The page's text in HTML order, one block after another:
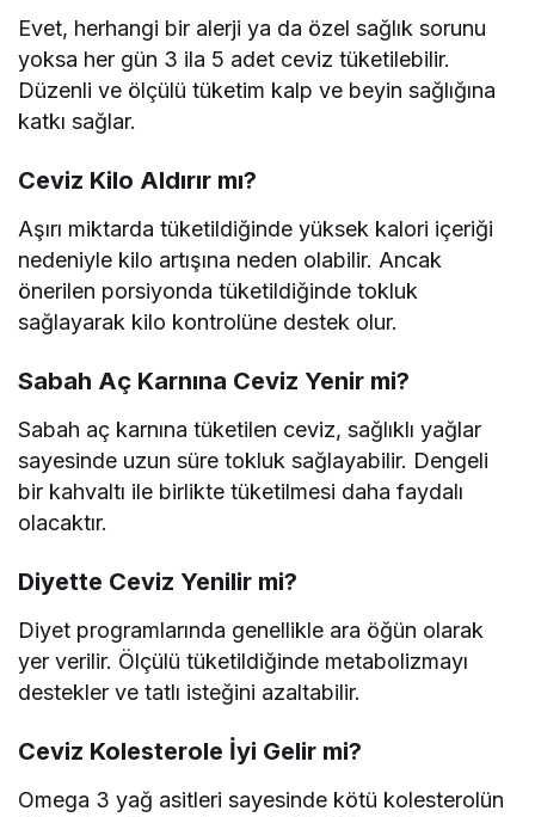
Evet, herhangi bir alerji ya da özel sağlık sorunu
yoksa her gün 3 ila 5 adet ceviz tüketilebilir.
Düzenli ve ölçülü tüketim kalp ve beyin sağlığına
katkı sağlar.
Ceviz Kilo Aldırır mı?
Aşırı miktarda tüketildiğinde yüksek kalori içeriği
nedeniyle kilo artışına neden olabilir. Ancak
önerilen porsiyonda tüketildiğinde tokluk
sağlayarak kilo kontrolüne destek olur.
Sabah Aç Karnına Ceviz Yenir mi?
Sabah aç karnına tüketilen ceviz, sağlıklı yağlar
sayesinde uzun süre tokluk sağlayabilir. Dengeli
bir kahvaltı ile birlikte tüketilmesi daha faydalı
olacaktır.
Diyette Ceviz Yenilir mi?
Diyet programlarında genellikle ara öğün olarak
yer verilir. Ölçülü tüketildiğinde metabolizmayı
destekler ve tatlı isteğini azaltabilir.
Ceviz Kolesterole İyi Gelir mi?
Omega 3 yağ asitleri sayesinde kötü kolesterolün